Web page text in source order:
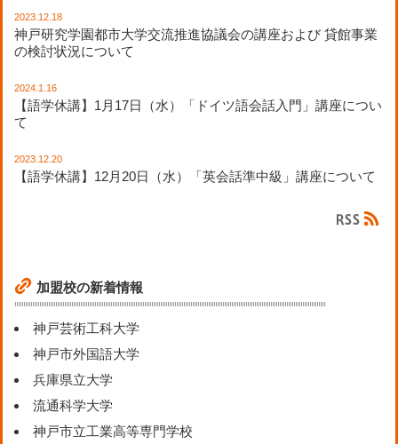
2023.12.18
神戸研究学園都市大学交流推進協議会の講座および 貸館事業
の検討状況について
2024.1.16
【語学休講】1月17日（水）「ドイツ語会話入門」講座につい
て
2023.12.20
【語学休講】12月20日（水）「英会話準中級」講座について
加盟校の新着情報
神戸芸術工科大学
神戸市外国語大学
兵庫県立大学
流通科学大学
神戸市立工業高等専門学校